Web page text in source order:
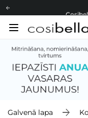
Galvenā lapa